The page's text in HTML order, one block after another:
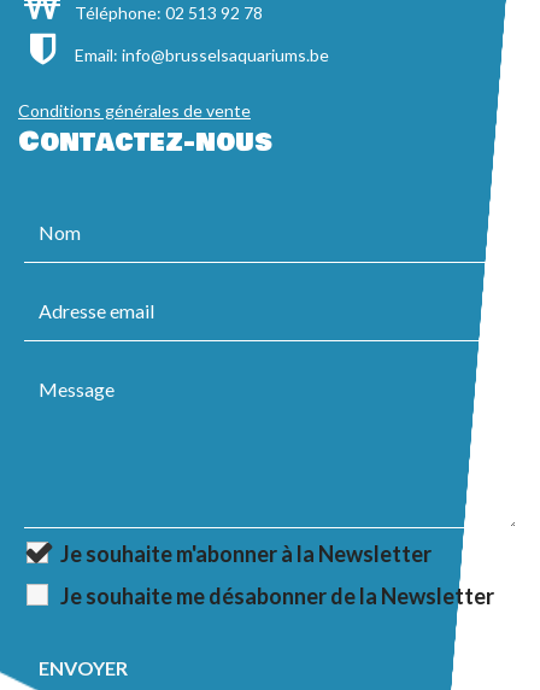
Téléphone: 02 513 92 78
Email: info@brusselsaquariums.be
Conditions générales de vente
Contactez-nous
Je souhaite m'abonner à la Newsletter
Je souhaite me désabonner de la Newsletter